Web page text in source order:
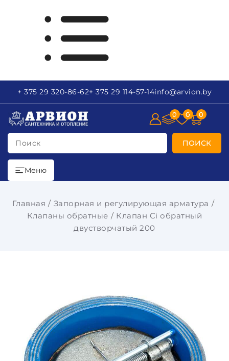
+ 375 29 320-86-62+ 375 29 114-57-14info@arvion.by
Поиск ПОИСК
0 0 0
Меню
Главная
Запорная и регулирующая арматура
Клапаны обратные
Клапан Ci обратный
двустворчатый 200